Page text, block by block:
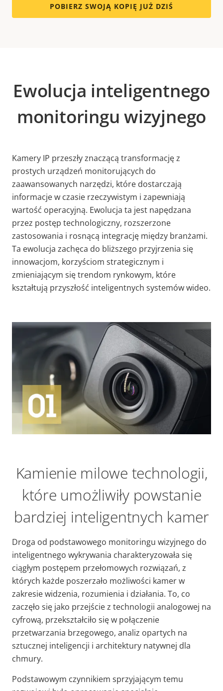
POBIERZ SWOJĄ KOPIĘ JUŻ DZIŚ
Ewolucja inteligentnego
monitoringu wizyjnego
Kamery IP przeszły znaczącą transformację z
prostych urządzeń monitorujących do
zaawansowanych narzędzi, które dostarczają
informacje w czasie rzeczywistym i zapewniają
wartość operacyjną. Ewolucja ta jest napędzana
przez postęp technologiczny, rozszerzone
zastosowania i rosnącą integrację między branżami.
Ta ewolucja zachęca do bliższego przyjrzenia się
innowacjom, korzyściom strategicznym i
zmieniającym się trendom rynkowym, które
kształtują przyszłość inteligentnych systemów wideo.
Kamienie milowe technologii,
które umożliwiły powstanie
bardziej inteligentnych kamer
Droga od podstawowego monitoringu wizyjnego do
inteligentnego wykrywania charakteryzowała się
ciągłym postępem przełomowych rozwiązań, z
których każde poszerzało możliwości kamer w
zakresie widzenia, rozumienia i działania. To, co
zaczęło się jako przejście z technologii analogowej na
cyfrową, przekształciło się w połączenie
przetwarzania brzegowego, analiz opartych na
sztucznej inteligencji i architektury natywnej dla
chmury.
Podstawowym czynnikiem sprzyjającym temu